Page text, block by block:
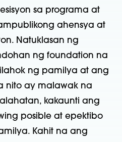
sa programa at
ahensya at
Natuklasan ng
ng foundation na
ng pamilya at ang
nito ay malawak na
kakaunti ang
posible at epektibo
Kahit na ang